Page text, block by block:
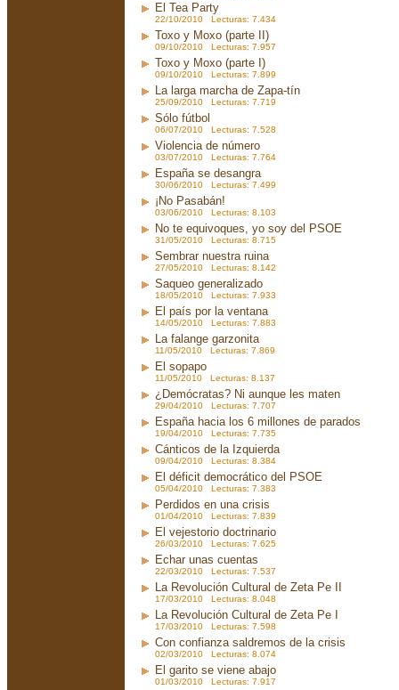
El Tea Party
22/10/2010 Lecturas: 7.434
Toxo y Moxo (parte II)
09/10/2010 Lecturas: 7.957
Toxo y Moxo (parte I)
09/10/2010 Lecturas: 7.899
La larga marcha de Zapa-tín
25/09/2010 Lecturas: 7.719
Sólo fútbol
06/07/2010 Lecturas: 7.528
Violencia de número
03/07/2010 Lecturas: 7.764
España se desangra
30/06/2010 Lecturas: 7.499
¡No Pasabán!
03/06/2010 Lecturas: 8.103
No te equivoques, yo soy del PSOE
31/05/2010 Lecturas: 8.715
Sembrar nuestra ruina
27/05/2010 Lecturas: 8.142
Saqueo generalizado
18/05/2010 Lecturas: 7.933
El país por la ventana
14/05/2010 Lecturas: 7.883
La falange garzonita
11/05/2010 Lecturas: 7.869
El sopapo
11/05/2010 Lecturas: 8.137
¿Demócratas? Ni aunque les maten
29/04/2010 Lecturas: 7.707
España hacia los 6 millones de parados
19/04/2010 Lecturas: 7.735
Cánticos de la Izquierda
09/04/2010 Lecturas: 8.384
El déficit democrático del PSOE
05/04/2010 Lecturas: 7.383
Perdidos en una crisis
01/04/2010 Lecturas: 7.839
El vejestorio doctrinario
26/03/2010 Lecturas: 7.625
Echar unas cuentas
22/03/2010 Lecturas: 7.537
La Revolución Cultural de Zeta Pe II
17/03/2010 Lecturas: 8.048
La Revolución Cultural de Zeta Pe I
17/03/2010 Lecturas: 7.598
Con confianza saldremos de la crisis
02/03/2010 Lecturas: 8.074
El garito se viene abajo
01/03/2010 Lecturas: 7.917